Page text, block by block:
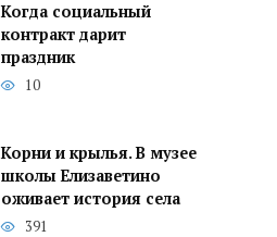
Когда социальный
контракт дарит
праздник
10
Корни и крылья. В музее
школы Елизаветино
оживает история села
391